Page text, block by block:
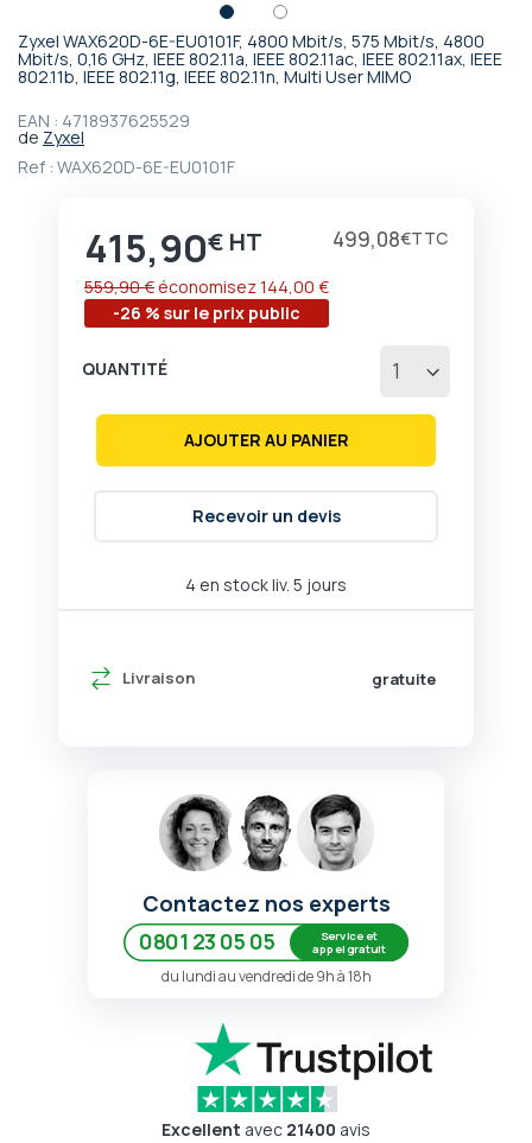
Zyxel WAX620D-6E-EU0101F, 4800 Mbit/s, 575 Mbit/s, 4800
Mbit/s, 0,16 GHz, IEEE 802.11a, IEEE 802.11ac, IEEE 802.11ax, IEEE
802.11b, IEEE 802.11g, IEEE 802.11n, Multi User MIMO
EAN : 4718937625529
de Zyxel
Ref : WAX620D-6E-EU0101F
Prix
415,90€ 499,08€
-26 % sur le prix public
559,90 € économisez144,00 €
4 en stock liv. 5 jours
Livraison gratuite
QUANTITÉ
AJOUTER AU PANIER
Recevoir un devis
Passer
au
de
la
Galerie
Contactez nos experts
0801 23 05 05
Service et
appel gratuit
du lundi au vendredi de 9h à 18h
Excellent avec 21400 avis